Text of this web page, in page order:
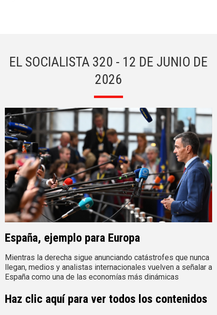
EL SOCIALISTA 320 - 12 DE JUNIO DE
2026
España, ejemplo para Europa
Mientras la derecha sigue anunciando catástrofes que nunca
llegan, medios y analistas internacionales vuelven a señalar a
España como una de las economías más dinámicas
Haz clic aquí para ver todos los contenidos